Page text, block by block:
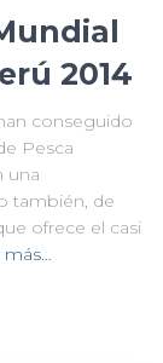
2014
conseguido
Pesca
una
también, de
ofrece el casi
más…